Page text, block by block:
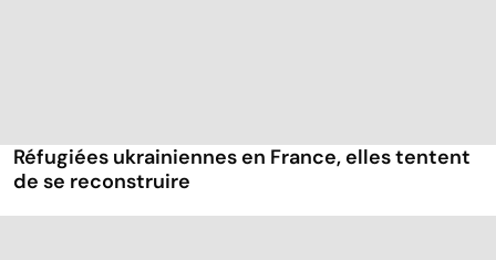
Réfugiées ukrainiennes en France, elles tentent
de se reconstruire